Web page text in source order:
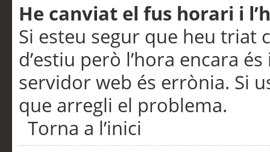
He canviat el fus horari i
Si esteu segur que heu triat
d’estiu però l’hora encara
servidor web és errònia. Si
que arregli el problema.
Torna a l’inici